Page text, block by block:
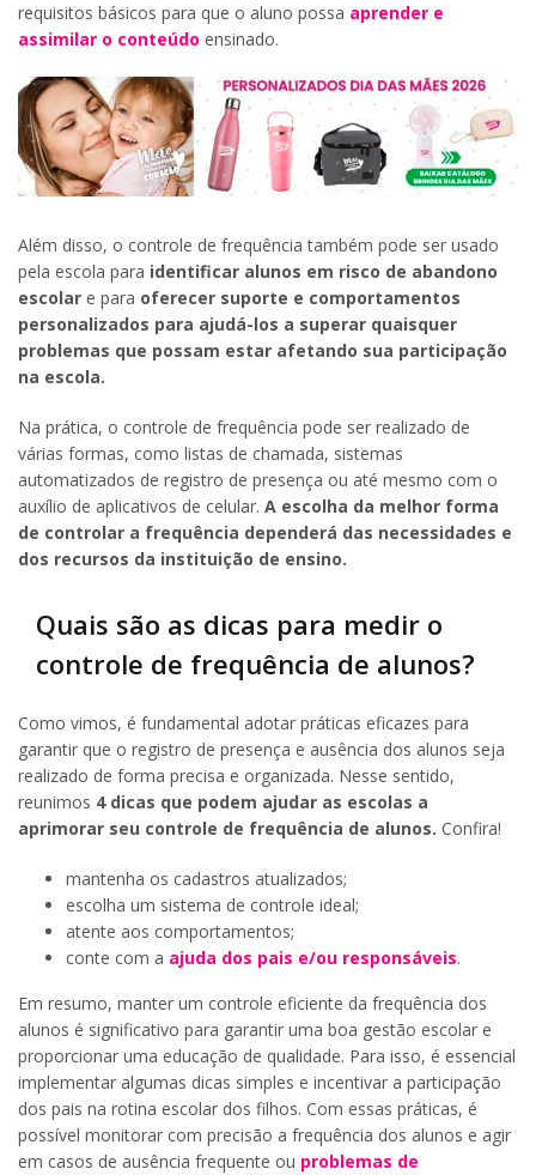
requisitos básicos para que o aluno possa aprender e
assimilar o conteúdo ensinado.
Além disso, o controle de frequência também pode ser usado
pela escola para identificar alunos em risco de abandono
escolar e para oferecer suporte e comportamentos
personalizados para ajudá-los a superar quaisquer
problemas que possam estar afetando sua participação
na escola.
Na prática, o controle de frequência pode ser realizado de
várias formas, como listas de chamada, sistemas
automatizados de registro de presença ou até mesmo com o
auxílio de aplicativos de celular. A escolha da melhor forma
de controlar a frequência dependerá das necessidades e
dos recursos da instituição de ensino.
Quais são as dicas para medir o
controle de frequência de alunos?
Como vimos, é fundamental adotar práticas eficazes para
garantir que o registro de presença e ausência dos alunos seja
realizado de forma precisa e organizada. Nesse sentido,
reunimos 4 dicas que podem ajudar as escolas a
aprimorar seu controle de frequência de alunos. Confira!
mantenha os cadastros atualizados;
escolha um sistema de controle ideal;
atente aos comportamentos;
conte com a ajuda dos pais e/ou responsáveis.
Em resumo, manter um controle eficiente da frequência dos
alunos é significativo para garantir uma boa gestão escolar e
proporcionar uma educação de qualidade. Para isso, é essencial
implementar algumas dicas simples e incentivar a participação
dos pais na rotina escolar dos filhos. Com essas práticas, é
possível monitorar com precisão a frequência dos alunos e agir
em casos de ausência frequente ou problemas de